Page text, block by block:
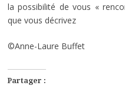
la possibilité de vous «
que vous décrivez
©Anne-Laure Buffet
Partager :